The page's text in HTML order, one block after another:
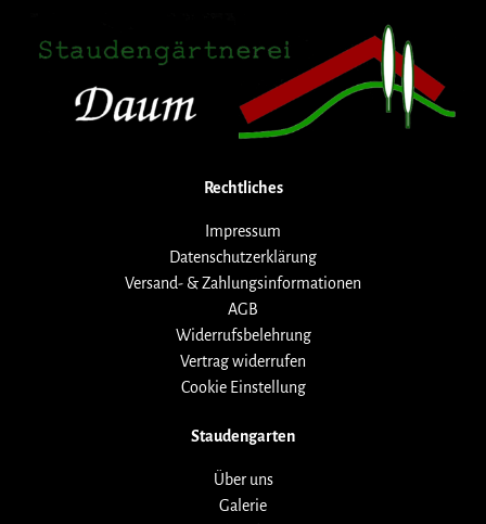
Rechtliches
Impressum
Datenschutzerklärung
Versand- & Zahlungsinformationen
AGB
Widerrufsbelehrung
Vertrag widerrufen
Cookie Einstellung
Staudengarten
Über uns
Galerie